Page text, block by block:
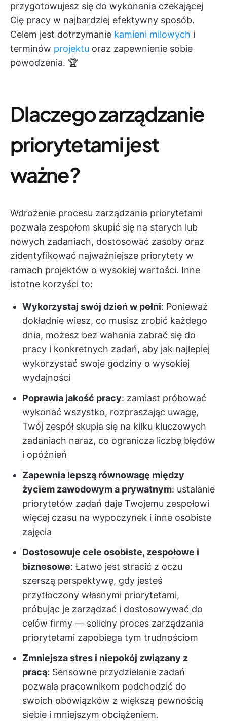
przygotowujesz się do wykonania czekającej
Cię pracy w najbardziej efektywny sposób.
Celem jest dotrzymanie kamieni milowych i
terminów projektu oraz zapewnienie sobie
powodzenia. 🏆
Dlaczego zarządzanie
priorytetami jest
ważne?
Wdrożenie procesu zarządzania priorytetami
pozwala zespołom skupić się na starych lub
nowych zadaniach, dostosować zasoby oraz
zidentyfikować najważniejsze priorytety w
ramach projektów o wysokiej wartości. Inne
istotne korzyści to:
Wykorzystaj swój dzień w pełni: Ponieważ
dokładnie wiesz, co musisz zrobić każdego
dnia, możesz bez wahania zabrać się do
pracy i konkretnych zadań, aby jak najlepiej
wykorzystać swoje godziny o wysokiej
wydajności
Poprawia jakość pracy: zamiast próbować
wykonać wszystko, rozpraszając uwagę,
Twój zespół skupia się na kilku kluczowych
zadaniach naraz, co ogranicza liczbę błędów
i opóźnień
Zapewnia lepszą równowagę między
życiem zawodowym a prywatnym: ustalanie
priorytetów zadań daje Twojemu zespołowi
więcej czasu na wypoczynek i inne osobiste
zajęcia
Dostosowuje cele osobiste, zespołowe i
biznesowe: Łatwo jest stracić z oczu
szerszą perspektywę, gdy jesteś
przytłoczony własnymi priorytetami,
próbując je zarządzać i dostosowywać do
celów firmy — solidny proces zarządzania
priorytetami zapobiega tym trudnościom
Zmniejsza stres i niepokój związany z
pracą: Sensowne przydzielanie zadań
pozwala pracownikom podchodzić do
swoich obowiązków z większą pewnością
siebie i mniejszym obciążeniem.